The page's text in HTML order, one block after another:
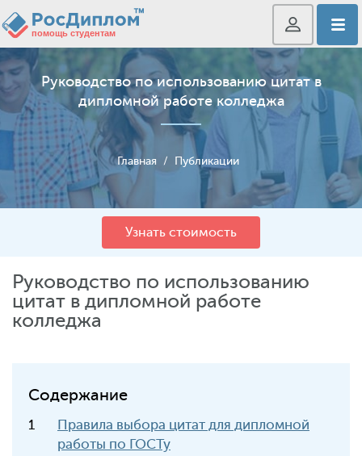
Руководство по использованию цитат в
дипломной работе колледжа
Главная / Публикации
Узнать стоимость
Руководство по использованию
цитат в дипломной работе
колледжа
Содержание
Правила выбора цитат для дипломной
работы по ГОСТу